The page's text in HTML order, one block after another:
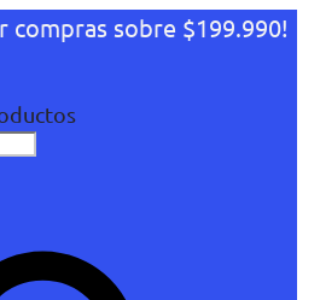
compras sobre $199.990!